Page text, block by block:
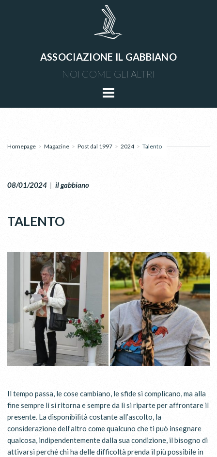
ASSOCIAZIONE IL GABBIANO
NOI COME GLI ALTRI
Homepage > Magazine > Post dal 1997 > 2024 > Talento
08/01/2024 | il gabbiano
TALENTO
Il tempo passa, le cose cambiano, le sfide si complicano, ma alla
fine sempre lì si ritorna e sempre da lì si riparte per affrontare il
presente. La disponibilità costante all’ascolto, la
considerazione dell’altro come qualcuno che ti può insegnare
qualcosa, indipendentemente dalla sua condizione, il bisogno di
attivarsi perché chi ha delle difficoltà prenda il più possibile in